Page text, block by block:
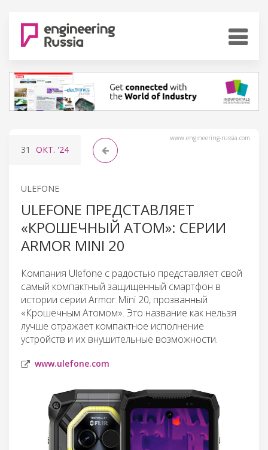
www.engineering-russia.com
31 ОКТ. '24
ULEFONE
ULEFONE ПРЕДСТАВЛЯЕТ
«КРОШЕЧНЫЙ АТОМ»: СЕРИИ
ARMOR MINI 20
Компания Ulefone с радостью представляет свой
самый компактный защищенный смартфон в
истории серии Armor Mini 20, прозванный
«Крошечным Атомом». Это название как нельзя
лучше отражает компактное исполнение
устройств и их внушительные возможности.
www.ulefone.com